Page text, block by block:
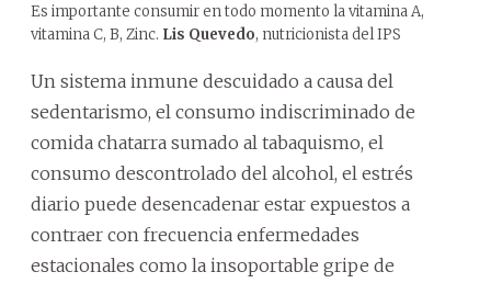
Es importante consumir en todo momento la vitamina A,
vitamina C, B, Zinc. Lis Quevedo, nutricionista del IPS
Un sistema inmune descuidado a causa del
sedentarismo, el consumo indiscriminado de
comida chatarra sumado al tabaquismo, el
consumo descontrolado del alcohol, el estrés
diario puede desencadenar estar expuestos a
contraer con frecuencia enfermedades
estacionales como la insoportable gripe de